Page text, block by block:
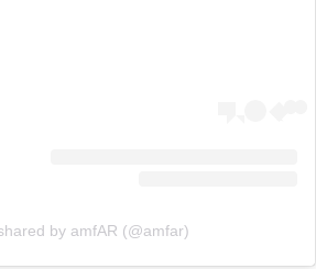
by amfAR (@amfar)